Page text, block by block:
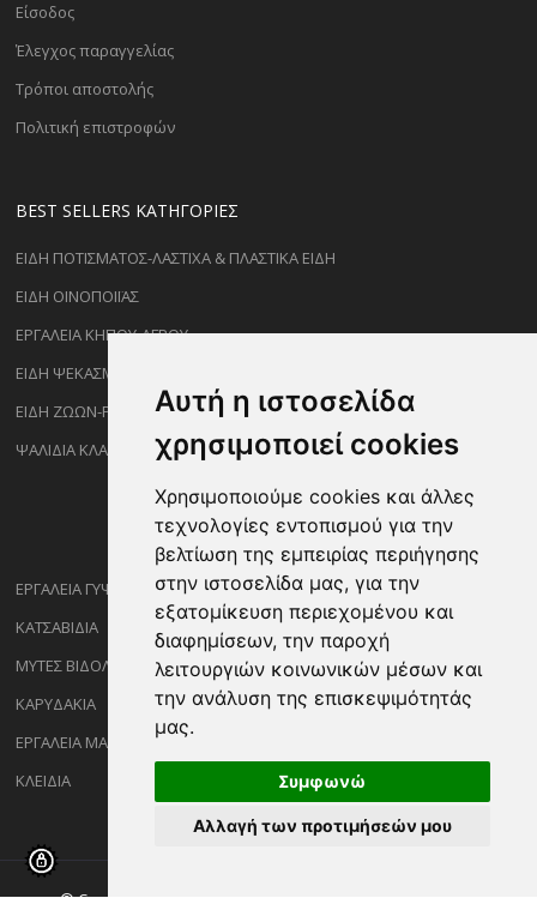
Αυτή η ιστοσελίδα
χρησιμοποιεί cookies
Χρησιμοποιούμε cookies και άλλες
τεχνολογίες εντοπισμού για την
βελτίωση της εμπειρίας περιήγησης
στην ιστοσελίδα μας, για την
εξατομίκευση περιεχομένου και
διαφημίσεων, την παροχή
λειτουργιών κοινωνικών μέσων και
την ανάλυση της επισκεψιμότητάς
μας.
Συμφωνώ
Αλλαγή των προτιμήσεών μου
Είσοδος
Έλεγχος παραγγελίας
Τρόποι αποστολής
Πολιτική επιστροφών
BEST SELLERS ΚΑΤΗΓΟΡΊΕΣ
ΕΙΔΗ ΠΟΤΙΣΜΑΤΟΣ-ΛΑΣΤΙΧΑ & ΠΛΑΣΤΙΚΑ ΕΙΔΗ
ΕΙΔΗ ΟΙΝΟΠΟΙΪΑΣ
ΕΡΓΑΛΕΙΑ ΚΗΠΟΥ-ΑΓΡΟΥ
ΕΙΔΗ ΨΕΚΑΣΜΟΥ-ΡΑΝΤΙΣΜΑΤΟΣ
ΕΙΔΗ ΖΩΩΝ-PET
ΨΑΛΙΔΙΑ ΚΛΑΔΕΜΑΤΟΣ
ΕΡΓΑΛΕΙΑ ΓΥΨΟΣΑΝΙΔΑΣ
ΚΑΤΣΑΒΙΔΙΑ
ΜΥΤΕΣ ΒΙΔΟΛΟΓΩΝ
ΚΑΡΥΔΑΚΙΑ
ΕΡΓΑΛΕΙΑ ΜΑΡΑΓΓΩΝ
ΚΛΕΙΔΙΑ